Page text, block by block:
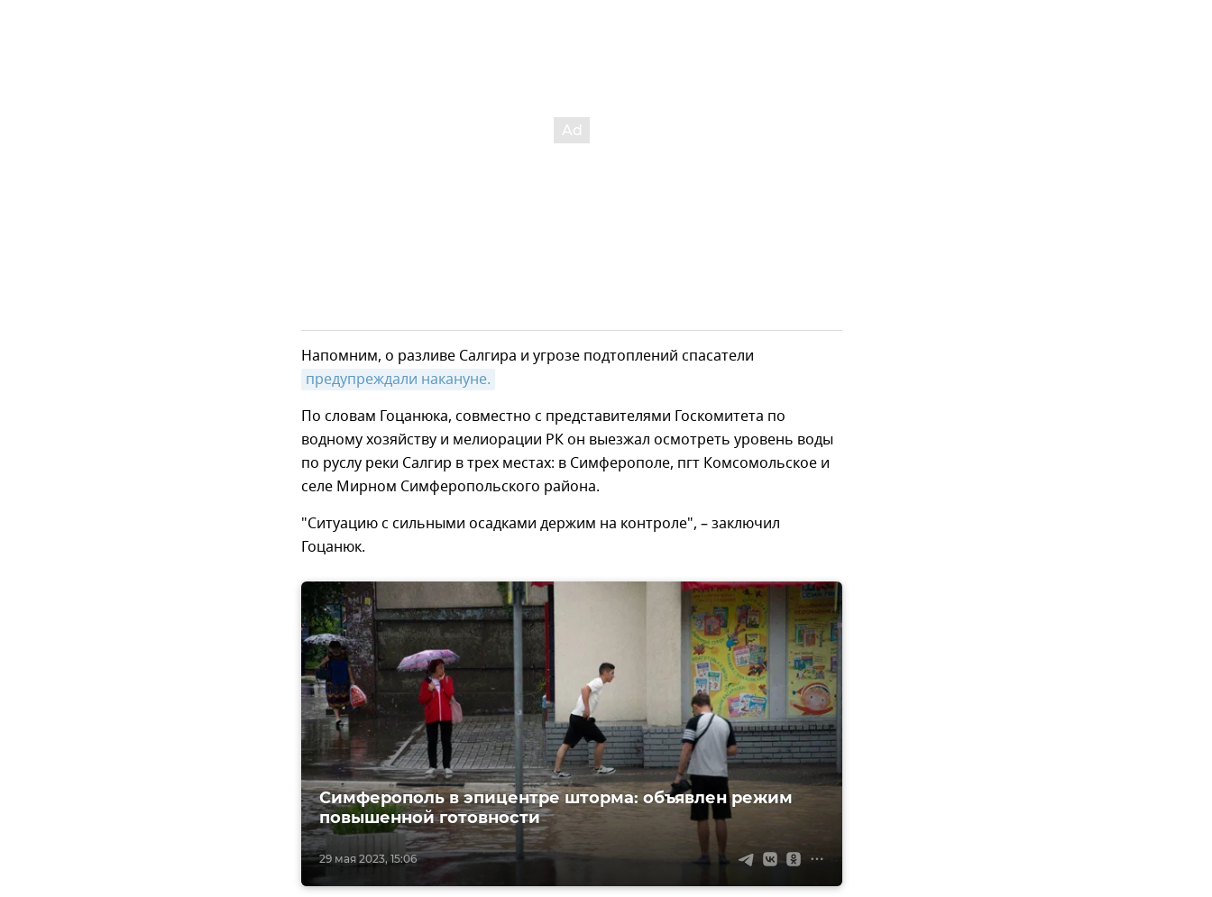
Напомним, о разливе Салгира и угрозе подтоплений спасатели
предупреждали накануне.
По словам Гоцанюка, совместно с представителями Госкомитета по
водному хозяйству и мелиорации РК он выезжал осмотреть уровень воды
по руслу реки Салгир в трех местах: в Симферополе, пгт Комсомольское и
селе Мирном Симферопольского района.
"Ситуацию с сильными осадками держим на контроле", – заключил
Гоцанюк.
29 мая 2023, 15:06
Симферополь в эпицентре шторма: объявлен режим
повышенной готовности